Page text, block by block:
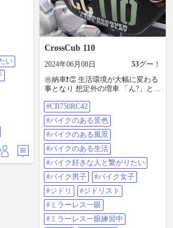
ッキ
間か
バ
#バ
い
CrossCub 110
2024年06月08日 53グー！
㊗納車❗👏 生活環境が大幅に変わる
事となり 想定外の増車 「ん?」と気
ツをぼちぼち装着して 通勤快足仕
様に仕上げて行きます カブ主の仲
間入り!? #cb750rc42 #バイクのある
景色 #バイクのある風景 #バイクの
ある生活 #バイク好きな人と繋がり
たい #バイク男子 #バイク女子 #ジ
ドリ #ジドリスト #ミラーレス一眼
#ミラーレス一眼練習中 #カメ活
#omdmarkiii #olympus #映えスポット
巡り #クロスカブ110 #crosscub110 #
海外モデル #並行輸入 #カブ
#CB750RC42
#バイクのある景色
#バイクのある風景
#バイクのある生活
#バイク好きな人と繋がりたい
#バイク男子
#バイク女子
#ジドリ
#ジドリスト
#ミラーレス一眼
#ミラーレス一眼練習中